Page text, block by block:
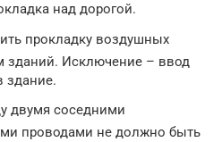
над дорогой.
прокладку воздушных
Исключение – ввод
здание.
двумя соседними
проводами не должно быть